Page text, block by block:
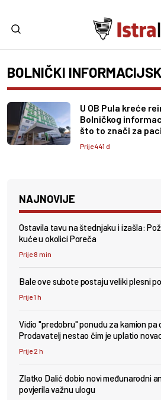
BOLNIČKI
U OB Pula kreće
Bolničkog
što to znači za
Prije 441 d
NAJNOVIJE
Ostavila tavu na štednjaku i izašla:
kuće u okolici Poreča
Prije 8 min
Bale ove subote postaju veliki plesni
Prije 1 h
Vidio "predobru" ponudu za kamion
Prodavatelj nestao čim je uplatio
Prije 2 h
Zlatko Dalić dobio novi međunarodni
povjerila važnu ulogu